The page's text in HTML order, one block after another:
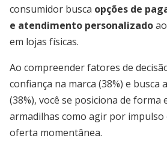
consumidor busca opções de
e atendimento personalizado
em lojas físicas.
Ao compreender fatores de
confiança na marca (38%) e busca
(38%), você se posiciona de
armadilhas como agir por impulso
oferta momentânea.